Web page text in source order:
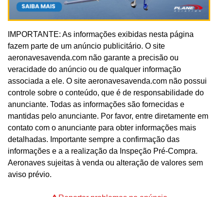
IMPORTANTE: As informações exibidas nesta página
fazem parte de um anúncio publicitário. O site
aeronavesavenda.com não garante a precisão ou
veracidade do anúncio ou de qualquer informação
associada a ele. O site aeronavesavenda.com não possui
controle sobre o conteúdo, que é de responsabilidade do
anunciante. Todas as informações são fornecidas e
mantidas pelo anunciante. Por favor, entre diretamente em
contato com o anunciante para obter informações mais
detalhadas. Importante sempre a confirmação das
informações e a a realização da Inspeção Pré-Compra.
Aeronaves sujeitas à venda ou alteração de valores sem
aviso prévio.